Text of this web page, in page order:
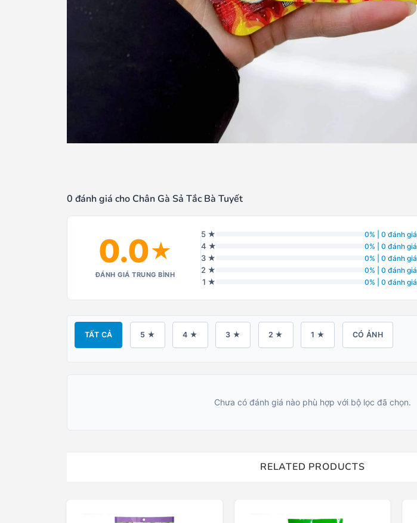
0 đánh giá cho Chân Gà Sả Tắc Bà Tuyết
0.0★
ĐÁNH GIÁ TRUNG BÌNH
5 ★ 0% | 0 đánh giá
4 ★ 0% | 0 đánh giá
3 ★ 0% | 0 đánh giá
2 ★ 0% | 0 đánh giá
1 ★ 0% | 0 đánh giá
TẤT CẢ 5 ★ 4 ★ 3 ★ 2 ★ 1 ★ CÓ ẢNH
Chưa có đánh giá nào phù hợp với bộ lọc đã chọn.
RELATED PRODUCTS